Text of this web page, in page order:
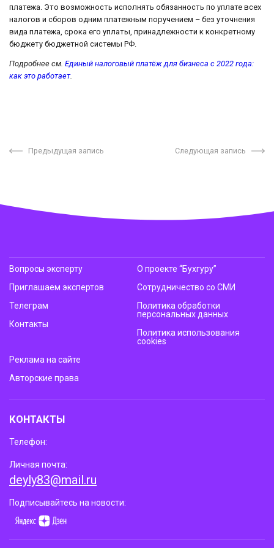
платежа. Это возможность исполнять обязанность по уплате всех
налогов и сборов одним платежным поручением – без уточнения
вида платежа, срока его уплаты, принадлежности к конкретному
бюджету бюджетной системы РФ.
Подробнее см. Единый налоговый платёж для бизнеса с 2022 года:
как это работает.
Предыдущая запись Следующая запись
Вопросы эксперту
Приглашаем экспертов
Телеграм
Контакты
О проекте “Бухгуру”
Сотрудничество со СМИ
Политика обработки
персональных данных
Политика использования
cookies
Реклама на сайте
Авторские права
КОНТАКТЫ
Телефон:
Личная почта:
deyly83@mail.ru
Подписывайтесь на новости: